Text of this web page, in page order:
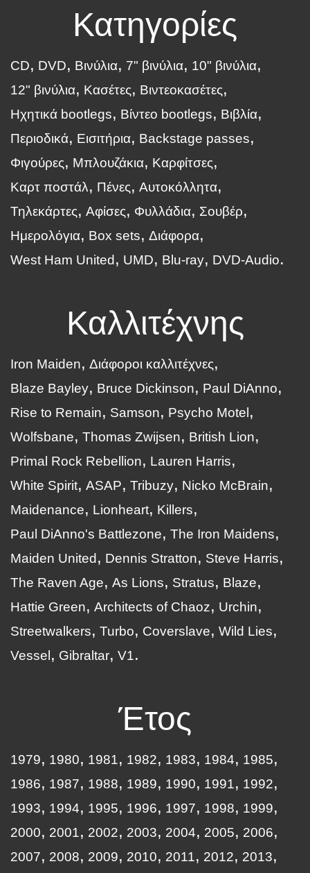
Κατηγορίες
CD DVD Βινύλια 7" βινύλια
10" βινύλια
12" βινύλια
Κασέτες
Βιντεοκασέτες
Ηχητικά bootlegs
Βίντεο bootlegs
Βιβλία
Περιοδικά
Εισιτήρια
Backstage passes
Φιγούρες
Μπλουζάκια
Καρφίτσες
Καρτ ποστάλ
Πένες
Αυτοκόλλητα
Τηλεκάρτες
Αφίσες Φυλλάδια
Σουβέρ
Ημερολόγια
Box sets
Διάφορα
West Ham United
UMD Blu-ray DVD-Audio
Καλλιτέχνης
Iron Maiden
Διάφοροι καλλιτέχνες
Blaze Bayley
Bruce Dickinson
Paul DiAnno
Rise to Remain
Samson
Psycho Motel
Wolfsbane
Thomas Zwijsen
British Lion
Primal Rock Rebellion
Lauren Harris
White Spirit ASAP Tribuzy
Nicko McBrain
Maidenance
Lionheart
Killers
Paul DiAnno's Battlezone
The Iron Maidens
Maiden United
Dennis Stratton
Steve Harris
The Raven Age
As Lions Stratus
Blaze
Hattie Green
Architects of Chaoz
Urchin
Streetwalkers
Turbo Coverslave
Wild Lies
Vessel
Gibraltar V1
Έτος
1979 1980 1981 1982 1983 1984
1985
1986
1987 1988 1989 1990 1991
1992
1993
1994 1995 1996 1997 1998
1999
2000
2001 2002 2003 2004 2005
2006
2007
2008 2009 2010 2011 2012
2013